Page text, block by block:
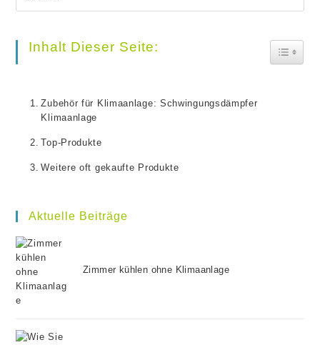
to
Inhalt Dieser Seite: Toggle
Zubehör für Klimaanlage: Schwingungsdämpfer
Klimaanlage
Top-Produkte
Weitere oft gekaufte Produkte
Aktuelle Beiträge
Zimmer kühlen ohne Klimaanlage